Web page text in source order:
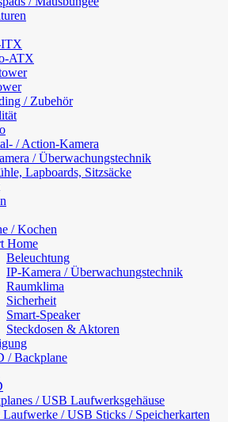
ATX
/ Zubehör
/ Action-Kamera
/ Überwachungstechnik
Lapboards, Sitzsäcke
/ Kochen
Home
Beleuchtung
IP-Kamera / Überwachungstechnik
Raumklima
Sicherheit
Smart-Speaker
Steckdosen & Aktoren
/ Backplane
/ USB Laufwerksgehäuse
/ USB Sticks / Speicherkarten